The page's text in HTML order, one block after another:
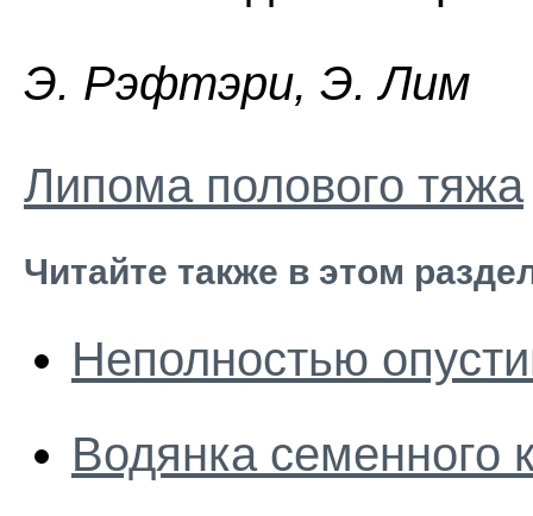
Э. Pэфтэpи, Э. Лим
Липома полового тяжа
Читайте также в этом
Неполностью
Водянка семенного